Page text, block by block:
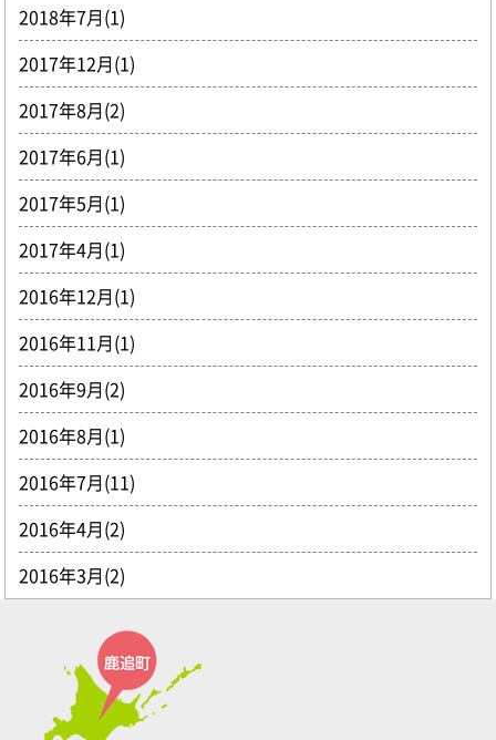
2018年7月(1)
2017年12月(1)
2017年8月(2)
2017年6月(1)
2017年5月(1)
2017年4月(1)
2016年12月(1)
2016年11月(1)
2016年9月(2)
2016年8月(1)
2016年7月(11)
2016年4月(2)
2016年3月(2)